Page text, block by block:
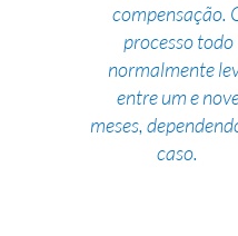
compensação.
processo todo
normalmente
entre um e
meses,
caso.